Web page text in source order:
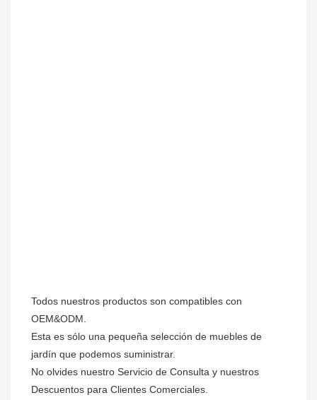
Todos nuestros productos son compatibles con
OEM&ODM.
Esta es sólo una pequeña selección de muebles de
jardín que podemos suministrar.
No olvides nuestro Servicio de Consulta y nuestros
Descuentos para Clientes Comerciales.